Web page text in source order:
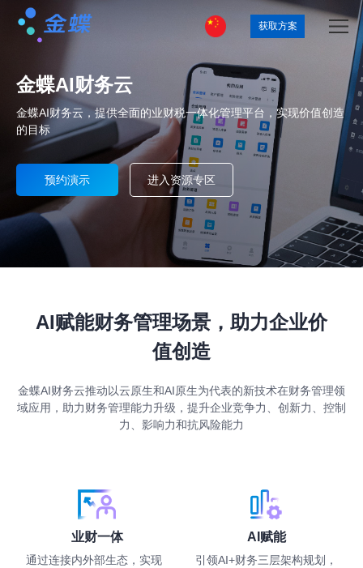
获取方案
金蝶AI财务云
金蝶AI财务云，提供全面的业财税一体化管理平台，实现价值创造
的目标
预约演示 进入资源专区
AI赋能财务管理场景，助力企业价
值创造
金蝶AI财务云推动以云原生和AI原生为代表的新技术在财务管理领
域应用，助力财务管理能力升级，提升企业竞争力、创新力、控制
力、影响力和抗风险能力
业财一体
通过连接内外部生态，实现
AI赋能
引领AI+财务三层架构规划，